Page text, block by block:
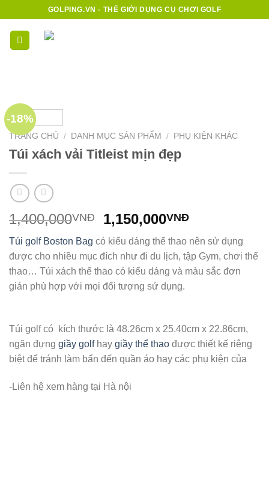
qua
dung
GOLPING.VN - THẾ GIỚI DỤNG CỤ CHƠI GOLF
-18%
TRANG CHỦ / DANH MỤC SẢN PHẨM / PHỤ KIỆN KHÁC
Túi xách vải Titleist mịn đẹp
1,400,000VNĐ
Giá
gốc
là:
1,400,000VNĐ.
1,150,000VNĐGiá
hiện
tại
là:
Túi golf Boston Bag có kiểu dáng thể thao nên sử dụng
được cho nhiều mục đích như đi du lịch, tập Gym, chơi thể
thao… Túi xách thể thao có kiểu dáng và màu sắc đơn
giản phù hợp với mọi đối tượng sử dụng.
Túi golf có kích thước là 48.26cm x 25.40cm x 22.86cm,
ngăn đựng giầy golfhay giầy thể thao được thiết kế riêng
biệt để tránh làm bẩn đến quần áo hay các phụ kiện của
-Liên hệ xem hàng tại Hà nội